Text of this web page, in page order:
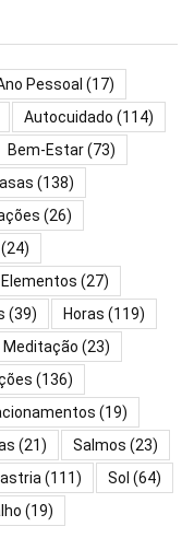
Pessoal (17)
Autocuidado (114)
Bem-Estar(73)
(138)
(26)
(24)
Elementos (27)
(39) Horas (119)
Meditação (23)
(136)
(19)
(21) Salmos (23)
(111) Sol (64)
(19)